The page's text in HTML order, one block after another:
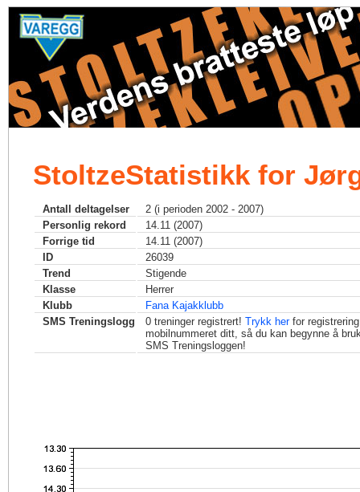
StoltzeStatistikk for
Antall deltagelser
2 (i perioden 2002 - 2007)
Personlig rekord
14.11 (2007)
Forrige tid
14.11 (2007)
ID
26039
Trend
Stigende
Klasse
Herrer
Klubb
Fana Kajakklubb
SMS Treningslogg
0 treninger registrert! Trykk herfor
mobilnummeret ditt, så du kan begynne å
SMS Treningsloggen!